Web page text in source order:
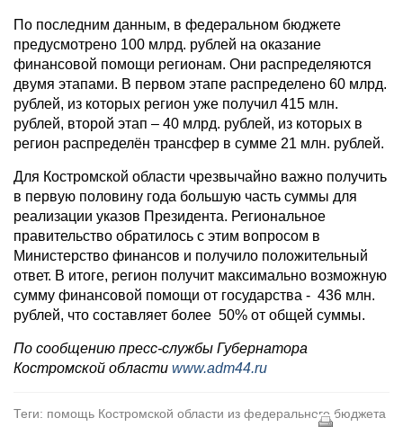
По последним данным, в федеральном бюджете
предусмотрено 100 млрд. рублей на оказание
финансовой помощи регионам. Они распределяются
двумя этапами. В первом этапе распределено 60 млрд.
рублей, из которых регион уже получил 415 млн.
рублей, второй этап – 40 млрд. рублей, из которых в
регион распределён трансфер в сумме 21 млн. рублей.
Для Костромской области чрезвычайно важно получить
в первую половину года большую часть суммы для
реализации указов Президента. Региональное
правительство обратилось с этим вопросом в
Министерство финансов и получило положительный
ответ. В итоге, регион получит максимально возможную
сумму финансовой помощи от государства - 436 млн.
рублей, что составляет более 50% от общей суммы.
По сообщению пресс-службы Губернатора
Костромской области www.adm44.ru
Теги: помощь Костромской области из федерального бюджета